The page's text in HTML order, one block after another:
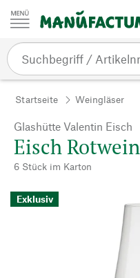
Zum Inhalt springen
Startseite Weingläser
Glashütte Valentin Eisch
Eisch
6 Stück im Karton
Exklusiv